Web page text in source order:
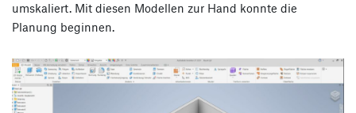
umskaliert. Mit diesen Modellen zur Hand konnte die
Planung beginnen.